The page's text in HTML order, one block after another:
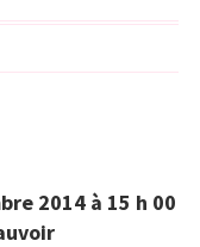
2014 à 15 h 00